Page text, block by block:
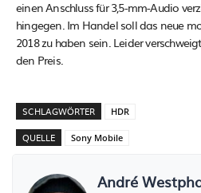
einen Anschluss für 3,5-mm-Audio
hingegen. Im Handel soll das neue
2018 zu haben sein. Leider
den Preis.
SCHLAGWÖRTER HDR
QUELLE Sony Mobile
André